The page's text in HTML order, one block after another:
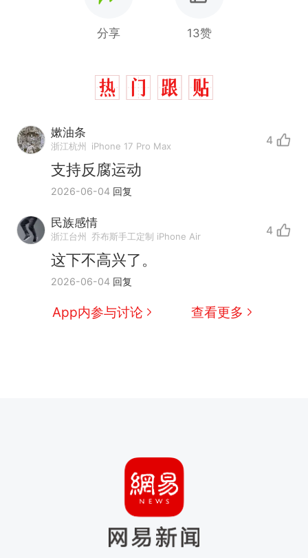
分享 13赞
嫰油条
浙江杭州 iPhone 17 Pro Max 4
支持反腐运动
2026-06-04 回复
民族感情
浙江台州 乔布斯手工定制 iPhone Air 4
这下不高兴了。
2026-06-04 回复
App内参与讨论 查看更多